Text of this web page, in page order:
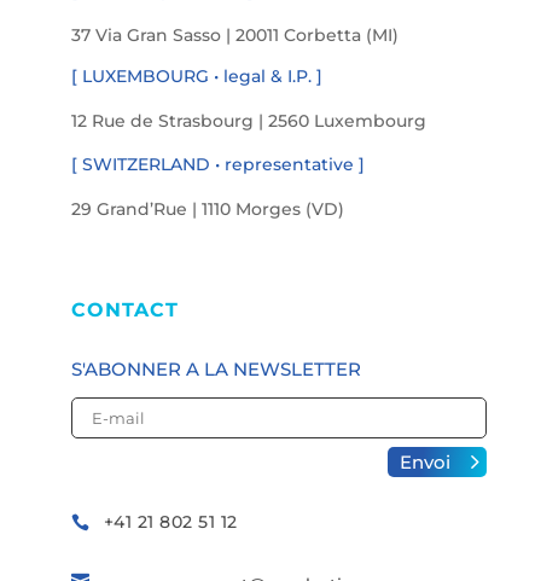
37 Via Gran Sasso | 20011 Corbetta (MI)
[ LUXEMBOURG • legal & I.P. ]
12 Rue de Strasbourg | 2560 Luxembourg
[ SWITZERLAND • representative ]
29 Grand’Rue | 1110 Morges (VD)
CONTACT
S'ABONNER A LA NEWSLETTER
Envoi
 +41 21 802 51 12